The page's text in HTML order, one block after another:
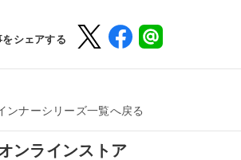
をシェアする
ンナーシリーズ一覧へ戻る
ンラインストア